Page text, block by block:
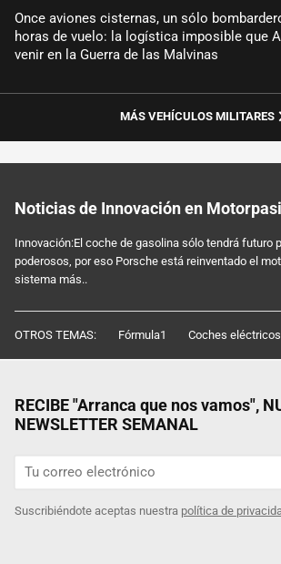
Once aviones cisternas, un sólo
horas de vuelo: la logística imposible que
venir en la Guerra de las Malvinas
MÁS VEHÍCULOS MILITARES
Noticias de Innovación en
Innovación:El coche de gasolina sólo tendrá futuro
poderosos, por eso Porsche está reinventado el
sistema más..
OTROS TEMAS: Fórmula1 Coches eléctricos
RECIBE "Arranca que nos vamos",
NEWSLETTER SEMANAL
Suscribiéndote aceptas nuestra política de